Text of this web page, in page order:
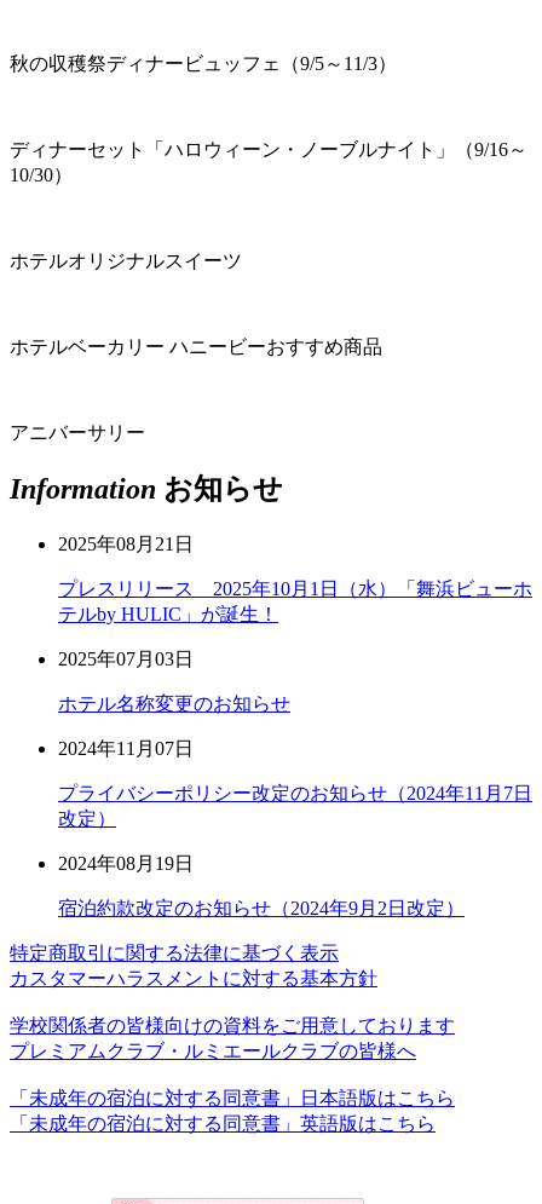
秋の収穫祭ディナービュッフェ（9/5～11/3）
ディナーセット「ハロウィーン・ノーブルナイト」（9/16～
10/30）
ホテルオリジナルスイーツ
ホテルベーカリー ハニービーおすすめ商品
アニバーサリー
Information お知らせ
2025年08月21日
プレスリリース 2025年10月1日（水）「舞浜ビューホ
テルby HULIC」が誕生！
2025年07月03日
ホテル名称変更のお知らせ
2024年11月07日
プライバシーポリシー改定のお知らせ（2024年11月7日
改定）
2024年08月19日
宿泊約款改定のお知らせ（2024年9月2日改定）
特定商取引に関する法律に基づく表示
カスタマーハラスメントに対する基本方針
学校関係者の皆様向けの資料をご用意しております
プレミアムクラブ・ルミエールクラブの皆様へ
「未成年の宿泊に対する同意書」日本語版はこちら
「未成年の宿泊に対する同意書」英語版はこちら